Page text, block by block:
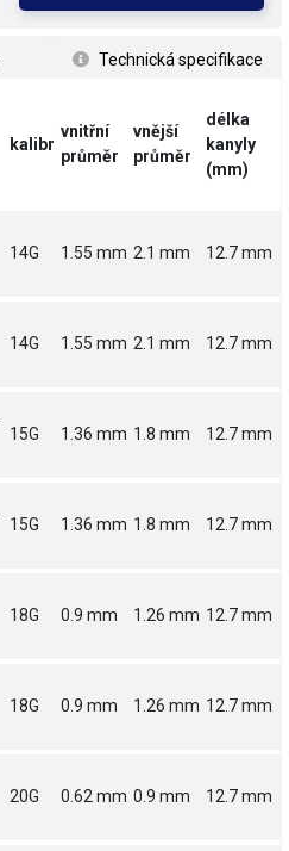
Technická specifikace
kalibr
vnitřní
průměr
vnější
průměr
délka
kanyly
(mm)
14G 1.55 mm 2.1 mm 12.7 mm
14G 1.55 mm 2.1 mm 12.7 mm
15G 1.36 mm 1.8 mm 12.7 mm
15G 1.36 mm 1.8 mm 12.7 mm
18G 0.9 mm 1.26 mm 12.7 mm
18G 0.9 mm 1.26 mm 12.7 mm
20G 0.62 mm 0.9 mm 12.7 mm